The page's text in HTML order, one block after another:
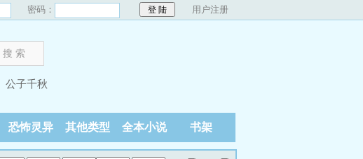
密码： 用户注册
公子千秋
恐怖灵异 其他类型 全本小说 书架